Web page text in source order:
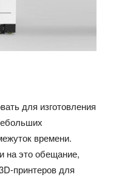
для изготовления
времени.
на это обещание,
принтеров для